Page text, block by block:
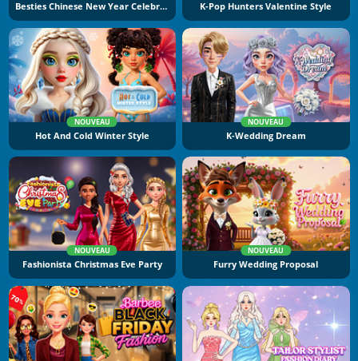
Besties Chinese New Year Celebration K-Pop Hunters Valentine Style
NOUVEAU
Hot And Cold Winter Style
NOUVEAU
K-Wedding Dream
NOUVEAU
Fashionista Christmas Eve Party
NOUVEAU
Furry Wedding Proposal